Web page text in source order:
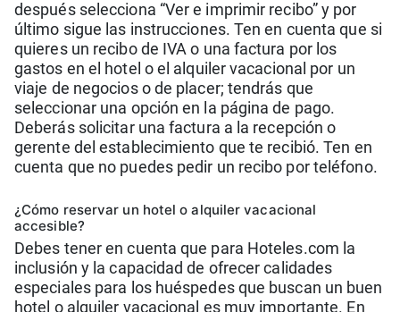
después selecciona “Ver e imprimir recibo” y por
último sigue las instrucciones. Ten en cuenta que si
quieres un recibo de IVA o una factura por los
gastos en el hotel o el alquiler vacacional por un
viaje de negocios o de placer; tendrás que
seleccionar una opción en la página de pago.
Deberás solicitar una factura a la recepción o
gerente del establecimiento que te recibió. Ten en
cuenta que no puedes pedir un recibo por teléfono.
¿Cómo reservar un hotel o alquiler vacacional
accesible?
Debes tener en cuenta que para Hoteles.com la
inclusión y la capacidad de ofrecer calidades
especiales para los huéspedes que buscan un buen
hotel o alquiler vacacional es muy importante. En